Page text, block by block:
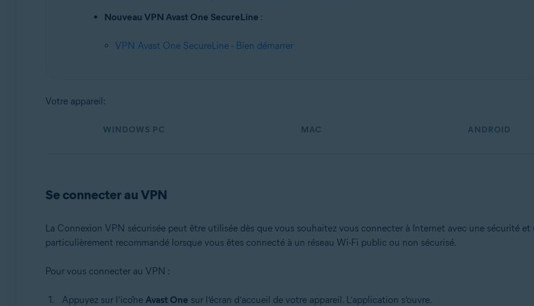
Nouveau VPN Avast One SecureLine :
VPN Avast One SecureLine - Bien démarrer
Votre appareil:
WINDOWS PC MAC ANDROID
Se connecter au VPN
La Connexion VPN sécurisée peut être utilisée dès que vous souhaitez vous connecter à Internet avec une sécurité
particulièrement recommandé lorsque vous êtes connecté à un réseau Wi-Fi public ou non sécurisé.
Pour vous connecter au VPN :
Appuyez sur l’icône Avast One sur l’écran d’accueil de votre appareil. L’application s’ouvre.